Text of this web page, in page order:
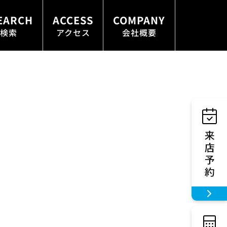
索
ACCESS
アクセス
COMPANY
会社概要